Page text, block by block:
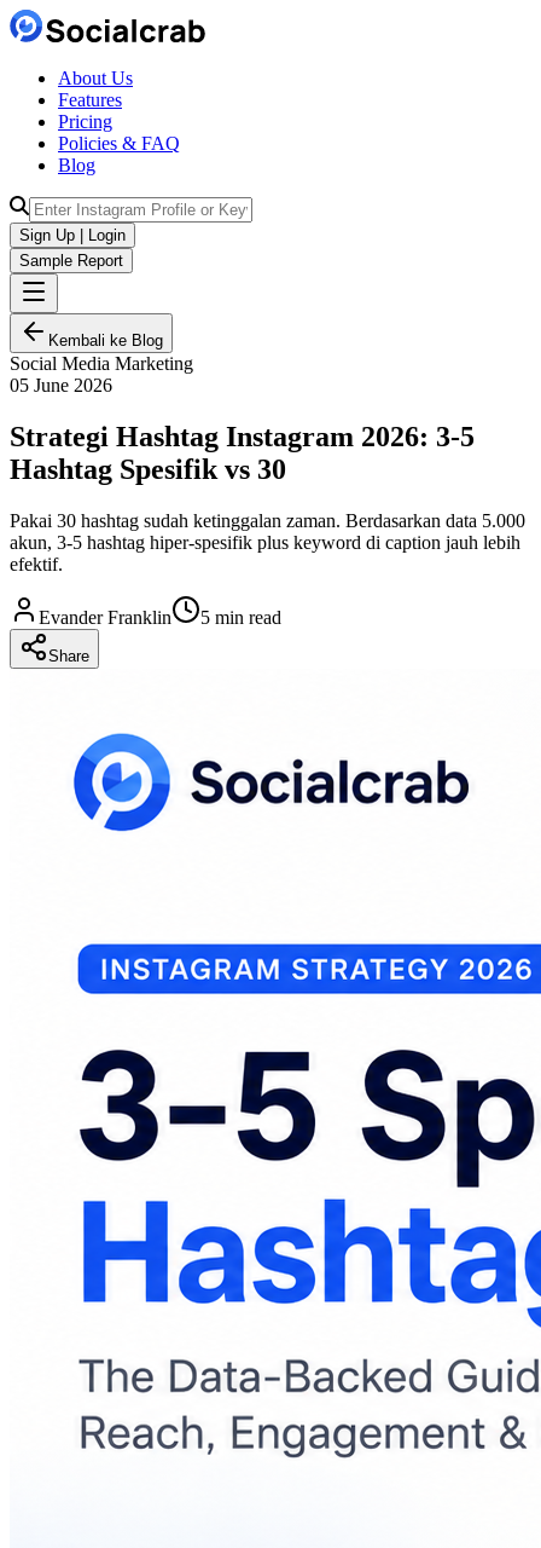
About Us
Features
Pricing
Policies & FAQ
Blog
Sign Up | Login
Sample Report
Kembali ke Blog
Social Media Marketing
05 June 2026
Strategi Hashtag Instagram 2026: 3-5
Hashtag Spesifik vs 30
Pakai 30 hashtag sudah ketinggalan zaman. Berdasarkan data 5.000
akun, 3-5 hashtag hiper-spesifik plus keyword di caption jauh lebih
efektif.
Evander Franklin 5 min read
Share